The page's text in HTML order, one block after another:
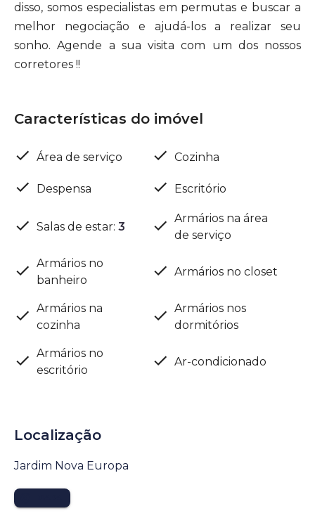
disso, somos especialistas em permutas e buscar a
melhor negociação e ajudá-los a realizar seu
sonho. Agende a sua visita com um dos nossos
corretores !!
Características do imóvel
Área de serviço Cozinha
Despensa Escritório
Salas de estar: 3
Armários na área
de serviço
Armários no
banheiro
Armários no closet
Armários na
cozinha
Armários nos
dormitórios
Armários no
escritório
Ar-condicionado
Localização
Jardim Nova Europa